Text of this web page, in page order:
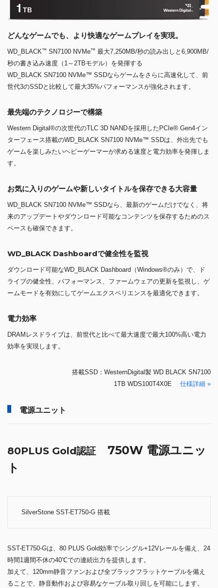
どんなゲームでも、より快適なゲームプレイを実現。
WD_BLACK™ SN7100 NVMe™ 最大7,250MB/秒の読み出しと6,900MB/
秒の書き込み速度（1～2TBモデル）を発揮する
WD_BLACK SN7100 NVMe™ SSDならゲームをさらに高速化して、前
世代3のSSDと比較して最大35%パフォーマンスが強化されます。
最先端のテクノロジーで構築
Western Digital®の次世代のTLC 3D NANDを採用したPCIe® Gen4イン
ターフェース搭載のWD_BLACK SN7100 NVMe™ SSDは、外出先でも
ゲームを楽しみたいヘビーゲーマーが求める速度と電力効率を発揮しま
す。
お気に入りのゲームや新しいタイトルを保存できる大容量
WD_BLACK SN7100 NVMe™ SSDなら、最新のゲームだけでなく、将
来のアップデートやダウンロード可能なコンテンツを保存するためのス
ペースも確保できます。
WD_BLACK Dashboardで健全性を監視
ダウンロード可能なWD_BLACK Dashboard（Windows®のみ）で、ド
ライブの健全性、パフォーマンス、ファームウェアの更新を監視し、ゲ
ームモードを有効にしてゲームエクスペリエンスを最適化できます。
電力効率
DRAMレスドライブは、前世代と比べて最大速度で最大100%高い電力
効率を実現します。
搭載SSD：WesternDigital製 WD BLACK SN7100
1TB WDS100T4X0E 仕様詳細 »
電源ユニット
80PLUS Gold認証 750W 電源ユニッ
ト
SilverStone SST-ET750-G 搭載
SST-ET750-Gは、80 PLUS Gold効率でシングル+12Vレールを備え、24
時間1週間不休の40℃での連続出力を提供します。
加えて、120mm静音ファンおよび全ブラックフラットケーブルを備え
ることで、静音動作および容易なケーブル取り回しを可能にします。